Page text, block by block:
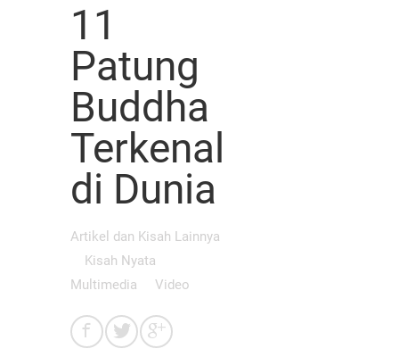
11
Patung
Buddha
Terkenal
di Dunia
Artikel dan Kisah Lainnya
Kisah Nyata
Multimedia
Video